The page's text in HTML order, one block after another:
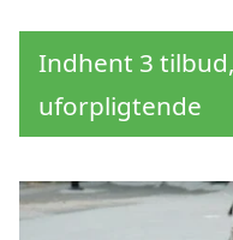
Indhent 3
uforpligtende